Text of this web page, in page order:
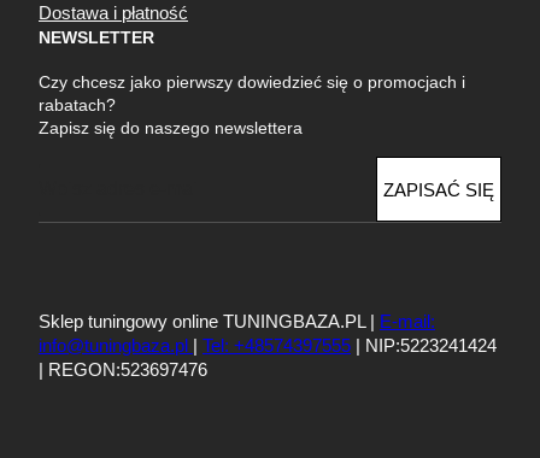
Dostawa i płatność
NEWSLETTER
Czy chcesz jako pierwszy dowiedzieć się o promocjach i
rabatach?
Zapisz się do naszego newslettera
a
ZAPISAĆ SIĘ
Sklep tuningowy online TUNINGBAZA.PL |
E-mail:
info@tuningbaza.pl
Tel: +48574397555 | NIP:5223241424
| REGON:523697476